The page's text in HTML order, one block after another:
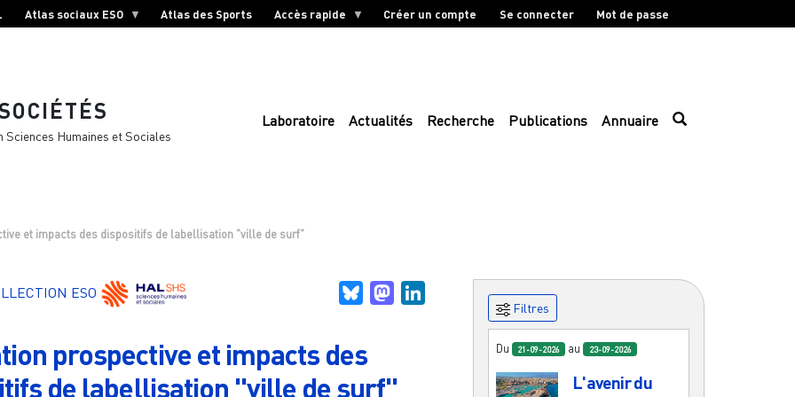
Atlas sociaux ESO Atlas des Sports Accès rapide Créer un compte Se connecter Mot de passe
Humaines et Sociales
Laboratoire Actualités Recherche Publications Annuaire
et impacts des dispositifs de labellisation "ville de surf"
ESO BlueskyMastodon
prospective et impacts des
de labellisation "ville de surf"
Filtres
Du 21-09-2026 au 23-09-2026
L'avenir du